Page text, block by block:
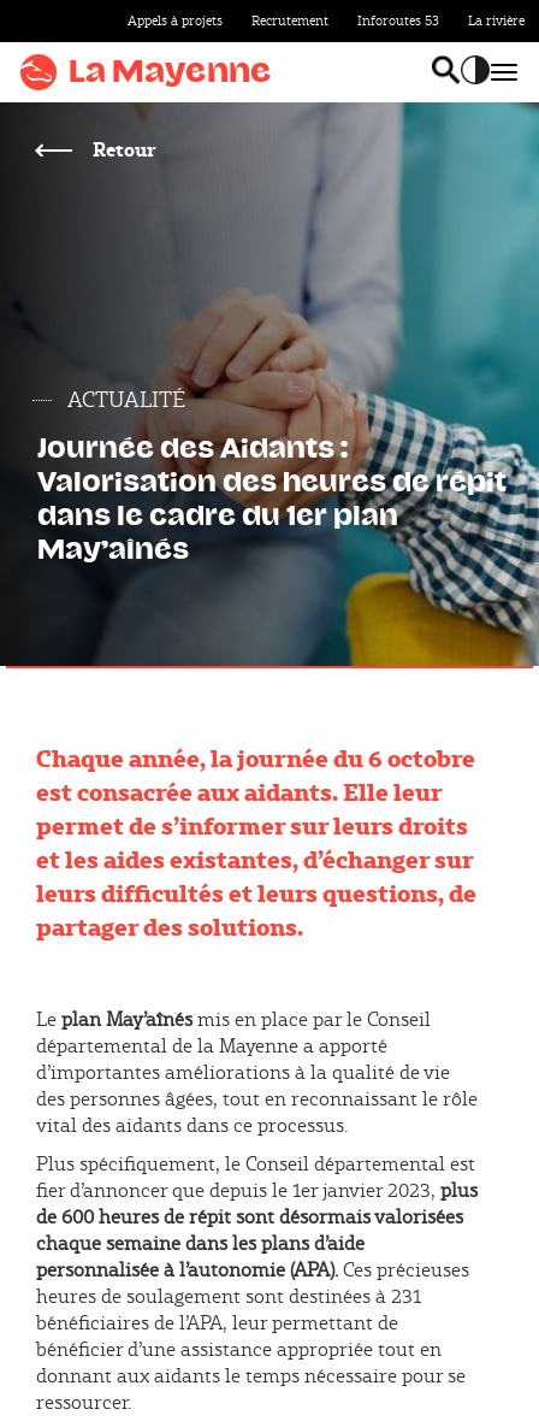
contenu
Aller
menu
Appels à projets Recrutement Inforoutes 53 La rivière
La Mayenne Basculer
Retour
ACTUALITÉ
Journée des Aidants :
Valorisation des heures de répit
dans le cadre du 1er plan
May’aînés
Chaque année, la journée du 6 octobre
est consacrée aux aidants. Elle leur
permet de s’informer sur leurs droits
et les aides existantes, d’échanger sur
leurs difficultés et leurs questions, de
partager des solutions.
Leplan May’aînésmis en place par le Conseil
départemental de la Mayenne a apporté
d’importantes améliorations à la qualité de vie
des personnes âgées, tout en reconnaissant le rôle
vital des aidants dans ce processus.
Plus spécifiquement, le Conseil départemental est
fier d’annoncer que depuis le 1er janvier 2023, plus
de 600 heures de répitsont désormais valorisées
chaque semaine dans les plans d’aide
personnalisée à l’autonomie (APA).Ces précieuses
heures de soulagement sont destinées à 231
bénéficiaires de l’APA, leur permettant de
bénéficier d’une assistance appropriée tout en
donnant aux aidants le temps nécessaire pour se
ressourcer.